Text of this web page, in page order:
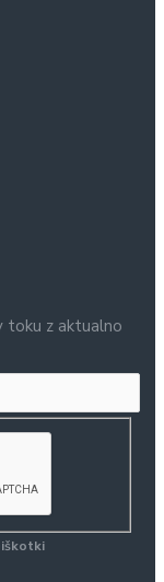
toku z aktualno